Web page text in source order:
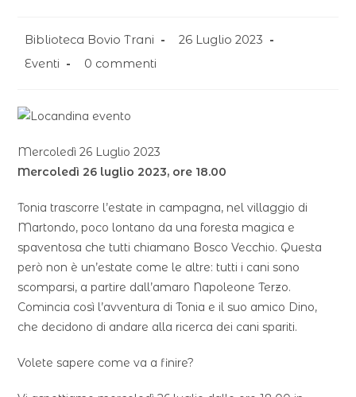
Biblioteca Bovio Trani
26 Luglio 2023
Eventi
0 commenti
Mercoledì 26 Luglio 2023
Mercoledì 26 luglio 2023, ore 18.00
Tonia trascorre l’estate in campagna, nel villaggio di
Martondo, poco lontano da una foresta magica e
spaventosa che tutti chiamano Bosco Vecchio. Questa
però non è un’estate come le altre: tutti i cani sono
scomparsi, a partire dall’amaro Napoleone Terzo.
Comincia così l’avventura di Tonia e il suo amico Dino,
che decidono di andare alla ricerca dei cani spariti.
Volete sapere come va a finire?